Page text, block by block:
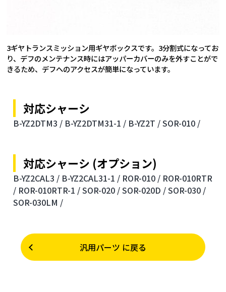
3ギヤトランスミッション用ギヤボックスです。3分割式になってお
り、デフのメンテナンス時にはアッパーカバーのみを外すことがで
きるため、デフへのアクセスが簡単になっています。
対応シャーシ
B-YZ2DTM3 / B-YZ2DTM31-1 / B-YZ2T /SOR-010 /
対応シャーシ (オプション)
B-YZ2CAL3 / B-YZ2CAL31-1 / ROR-010 / ROR-010RTR
/ ROR-010RTR-1 /SOR-020 /SOR-020D /SOR-030 /
SOR-030LM /
汎用パーツ に戻る